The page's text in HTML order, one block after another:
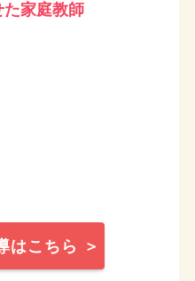
た家庭教師
はこちら ＞